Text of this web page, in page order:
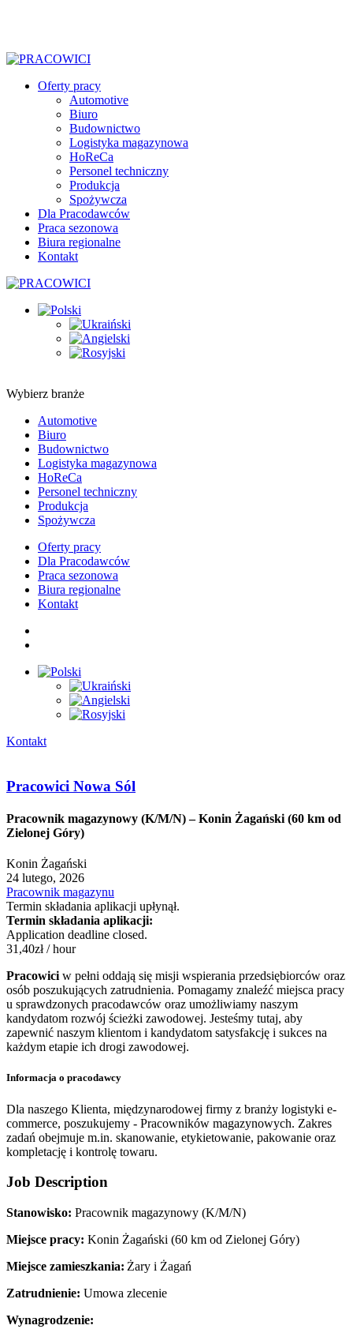
Oferty pracy
Automotive
Biuro
Budownictwo
Logistyka magazynowa
HoReCa
Personel techniczny
Produkcja
Spożywcza
Dla Pracodawców
Praca sezonowa
Biura regionalne
Kontakt
Wybierz branże
Automotive
Biuro
Budownictwo
Logistyka magazynowa
HoReCa
Personel techniczny
Produkcja
Spożywcza
Oferty pracy
Dla Pracodawców
Praca sezonowa
Biura regionalne
Kontakt
Kontakt
Pracowici Nowa Sól
Pracownik magazynowy (K/M/N) – Konin Żagański (60 km od
Zielonej Góry)
Konin Żagański
24 lutego, 2026
Pracownik magazynu
Termin składania aplikacji upłynął.
Termin składania aplikacji:
Application deadline closed.
31,40zł/ hour
Pracowici w pełni oddają się misji wspierania przedsiębiorców oraz
osób poszukujących zatrudnienia. Pomagamy znaleźć miejsca pracy
u sprawdzonych pracodawców oraz umożliwiamy naszym
kandydatom rozwój ścieżki zawodowej. Jesteśmy tutaj, aby
zapewnić naszym klientom i kandydatom satysfakcję i sukces na
każdym etapie ich drogi zawodowej.
Informacja o pracodawcy
Dla naszego Klienta, międzynarodowej firmy z branży logistyki e-
commerce, poszukujemy - Pracowników magazynowych. Zakres
zadań obejmuje m.in. skanowanie, etykietowanie, pakowanie oraz
kompletację i kontrolę towaru.
Job Description
Stanowisko: Pracownik magazynowy (K/M/N)
Miejsce pracy: Konin Żagański (60 km od Zielonej Góry)
Miejsce zamieszkania: Żary i Żagań
Zatrudnienie: Umowa zlecenie
Wynagrodzenie: